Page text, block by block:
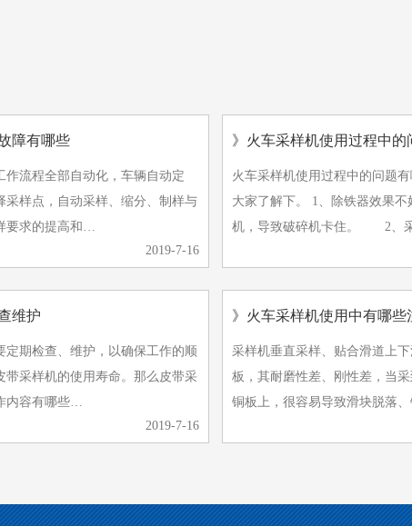
障有哪些
作流程全部自动化，车辆自动定
采样点，自动采样、缩分、制样与
要求的提高和…
2019-7-16
》火车采样机使用过程中的
火车采样机使用过程中的问题
大家了解下。 1、除铁器效果不好，经常有铁器进入破碎
机，导致破碎机卡住。 2、
维护
定期检查、维护，以确保工作的顺
带采样机的使用寿命。那么皮带采
内容有哪些…
2019-7-16
》火车采样机使用中有哪些
采样机垂直采样、贴合滑道上
板，其耐磨性差、刚性差，当
铜板上，很容易导致滑块脱落